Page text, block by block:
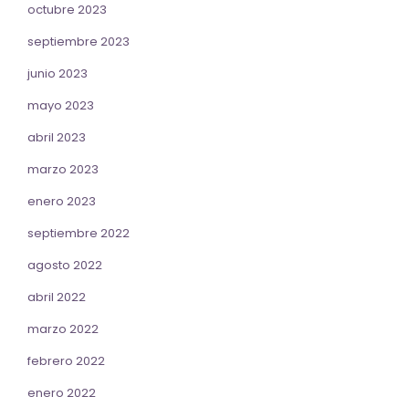
octubre 2023
septiembre 2023
junio 2023
mayo 2023
abril 2023
marzo 2023
enero 2023
septiembre 2022
agosto 2022
abril 2022
marzo 2022
febrero 2022
enero 2022